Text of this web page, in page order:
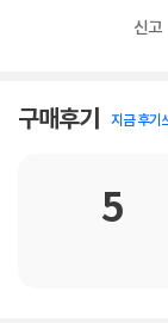
신고
구매후기 지금 후기
5